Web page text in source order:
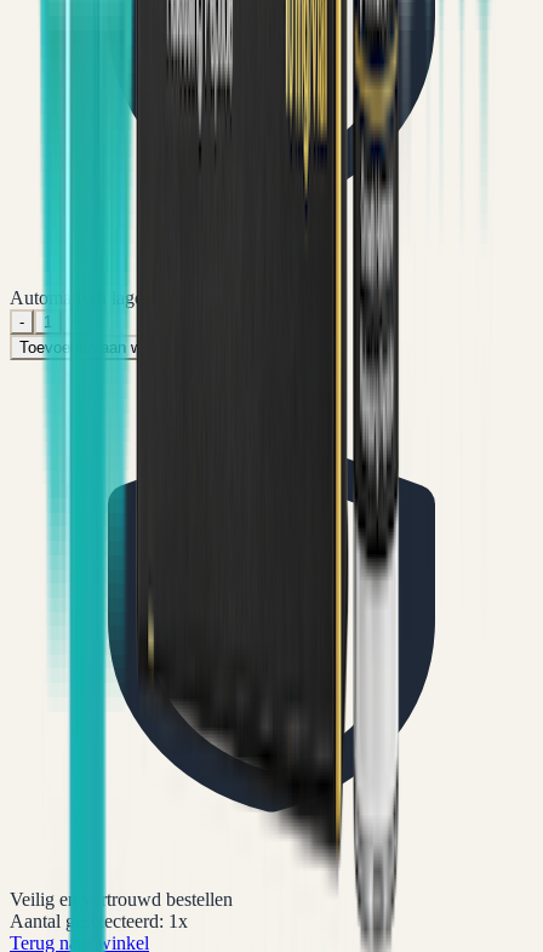
Automatisch lagere prijs per verpakking
- 1
Toevoegen aan winkelwagen
Veilig en vertrouwd bestellen
Aantal geselecteerd: 1x
Terug naar winkel